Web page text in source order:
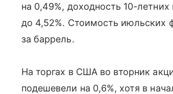
на 0,49%, доходность 10-
до 4,52%. Стоимость июльских
за баррель.
На торгах в США во вторник
подешевели на 0,6%, хотя в